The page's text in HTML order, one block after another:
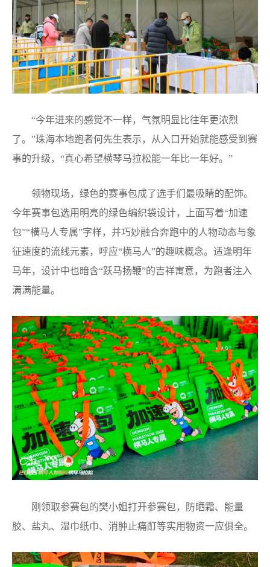
“今年进来的感觉不一样，气氛明显比往年更浓烈
了。”珠海本地跑者何先生表示，从入口开始就能感受到赛
事的升级，“真心希望横琴马拉松能一年比一年好。”
领物现场，绿色的赛事包成了选手们最吸睛的配饰。
今年赛事包选用明亮的绿色编织袋设计，上面写着“加速
包”“横马人专属”字样，并巧妙融合奔跑中的人物动态与象
征速度的流线元素，呼应“横马人”的趣味概念。适逢明年
马年，设计中也暗含“跃马扬鞭”的吉祥寓意，为跑者注入
满满能量。
刚领取参赛包的樊小姐打开参赛包，防晒霜、能量
胶、盐丸、湿巾纸巾、消肿止痛酊等实用物资一应俱全。